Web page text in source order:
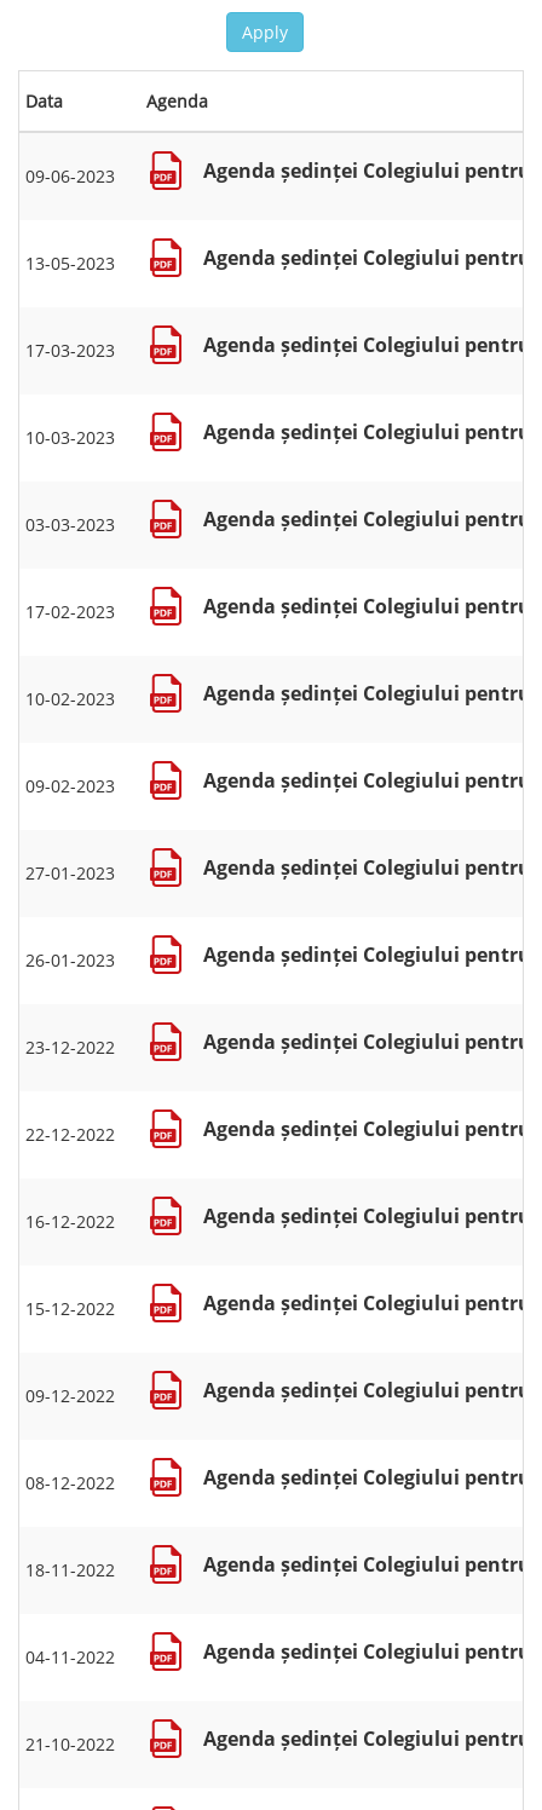
Apply
Data Agenda
09-06-2023 Agenda ședinței Colegiului pentru
13-05-2023 Agenda ședinței Colegiului pentru
17-03-2023 Agenda ședinței Colegiului pentru
10-03-2023 Agenda ședinței Colegiului pentru
03-03-2023 Agenda ședinței Colegiului pentru
17-02-2023 Agenda ședinței Colegiului pentru
10-02-2023 Agenda ședinței Colegiului pentru
09-02-2023 Agenda ședinței Colegiului pentru
27-01-2023 Agenda ședinței Colegiului pentru
26-01-2023 Agenda ședinței Colegiului pentru
23-12-2022 Agenda ședinței Colegiului pentru
22-12-2022 Agenda ședinței Colegiului pentru
16-12-2022 Agenda ședinței Colegiului pentru
15-12-2022 Agenda ședinței Colegiului pentru
09-12-2022 Agenda ședinței Colegiului pentru
08-12-2022 Agenda ședinței Colegiului pentru
18-11-2022 Agenda ședinței Colegiului pentru
04-11-2022 Agenda ședinței Colegiului pentru
21-10-2022 Agenda ședinței Colegiului pentru